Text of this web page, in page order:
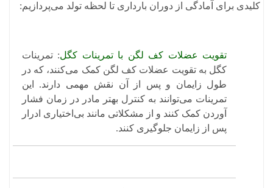
کلیدی برای آمادگی از دوران بارداری تا لحظه تولد می‌پردازیم:​
تقویت عضلات کف لگن با تمرینات کگل: تمرینات
کگل به تقویت عضلات کف لگن کمک می‌کنند، که در
طول زایمان و پس از آن نقش مهمی دارند. این
تمرینات می‌توانند به کنترل بهتر مادر در زمان فشار
آوردن کمک کنند و از مشکلاتی مانند بی‌اختیاری ادرار
پس از زایمان جلوگیری کنند.